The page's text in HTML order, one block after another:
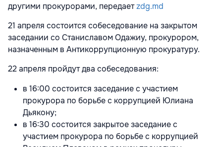
другими прокурорами, передаетzdg.md
21 апреля состоится собеседование на закрытом
заседании со Станиславом Одажиу, прокурором,
назначенным в Антикоррупционную прокуратуру.
22 апреля пройдут два собеседования:
в 16:00 состоится заседание с участием
прокурора по борьбе с коррупцией Юлиана
Дьякону;
в 16:30 состоится закрытое заседание с
участием прокурора по борьбе с коррупцией